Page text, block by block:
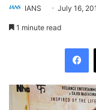
IANS July 16,
1 minute read